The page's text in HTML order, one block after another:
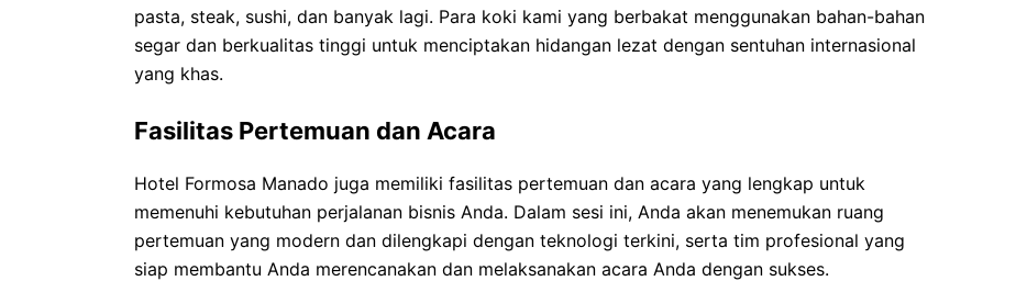
pasta, steak, sushi, dan banyak lagi. Para koki kami yang berbakat menggunakan bahan-bahan
segar dan berkualitas tinggi untuk menciptakan hidangan lezat dengan sentuhan internasional
yang khas.
Fasilitas Pertemuan dan Acara
Hotel Formosa Manado juga memiliki fasilitas pertemuan dan acara yang lengkap untuk
memenuhi kebutuhan perjalanan bisnis Anda. Dalam sesi ini, Anda akan menemukan ruang
pertemuan yang modern dan dilengkapi dengan teknologi terkini, serta tim profesional yang
siap membantu Anda merencanakan dan melaksanakan acara Anda dengan sukses.